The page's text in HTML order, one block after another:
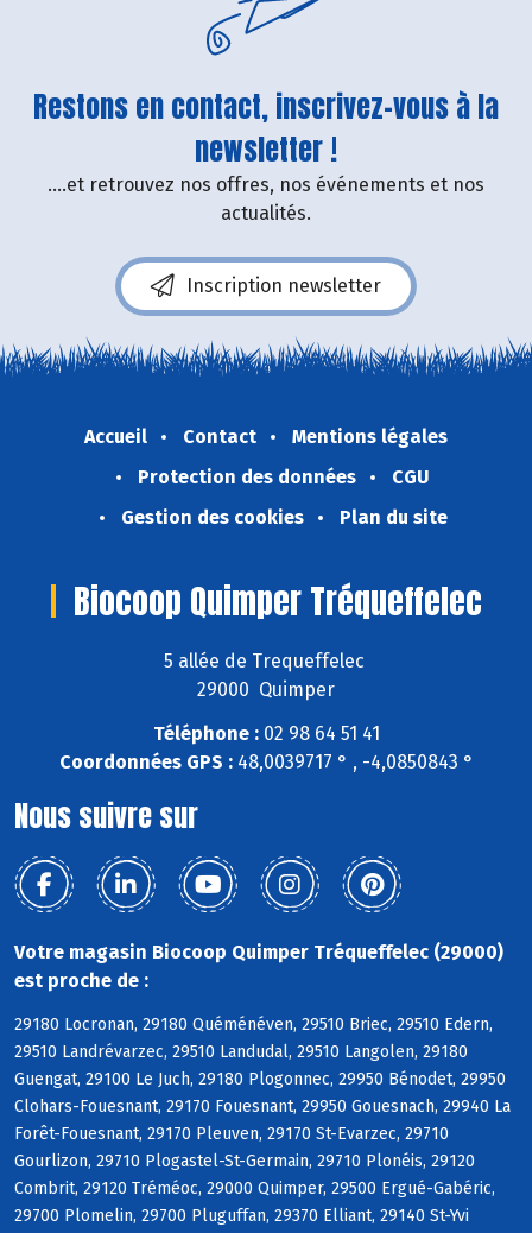
Restons en contact, inscrivez-vous à la
newsletter !
....et retrouvez nos offres, nos événements et nos
actualités.
Inscription newsletter
Accueil Contact
Mentions légales
Protection des données
CGU
Gestion des cookies
Plan du site
Biocoop Quimper Tréqueffelec
5 allée de Trequeffelec
29000 Quimper
Téléphone :02 98 64 51 41
Coordonnées GPS :48,0039717 ° , -4,0850843 °
Nous suivre sur
Votre magasin Biocoop Quimper Tréqueffelec (29000)
est proche de :
29180 Locronan, 29180 Quéménéven, 29510 Briec, 29510 Edern,
29510 Landrévarzec, 29510 Landudal, 29510 Langolen, 29180
Guengat, 29100 Le Juch, 29180 Plogonnec, 29950 Bénodet, 29950
Clohars-Fouesnant, 29170 Fouesnant, 29950 Gouesnach, 29940 La
Forêt-Fouesnant, 29170 Pleuven, 29170 St-Evarzec, 29710
Gourlizon, 29710 Plogastel-St-Germain, 29710 Plonéis, 29120
Combrit, 29120 Tréméoc, 29000 Quimper, 29500 Ergué-Gabéric,
29700 Plomelin, 29700 Pluguffan, 29370 Elliant, 29140 St-Yvi